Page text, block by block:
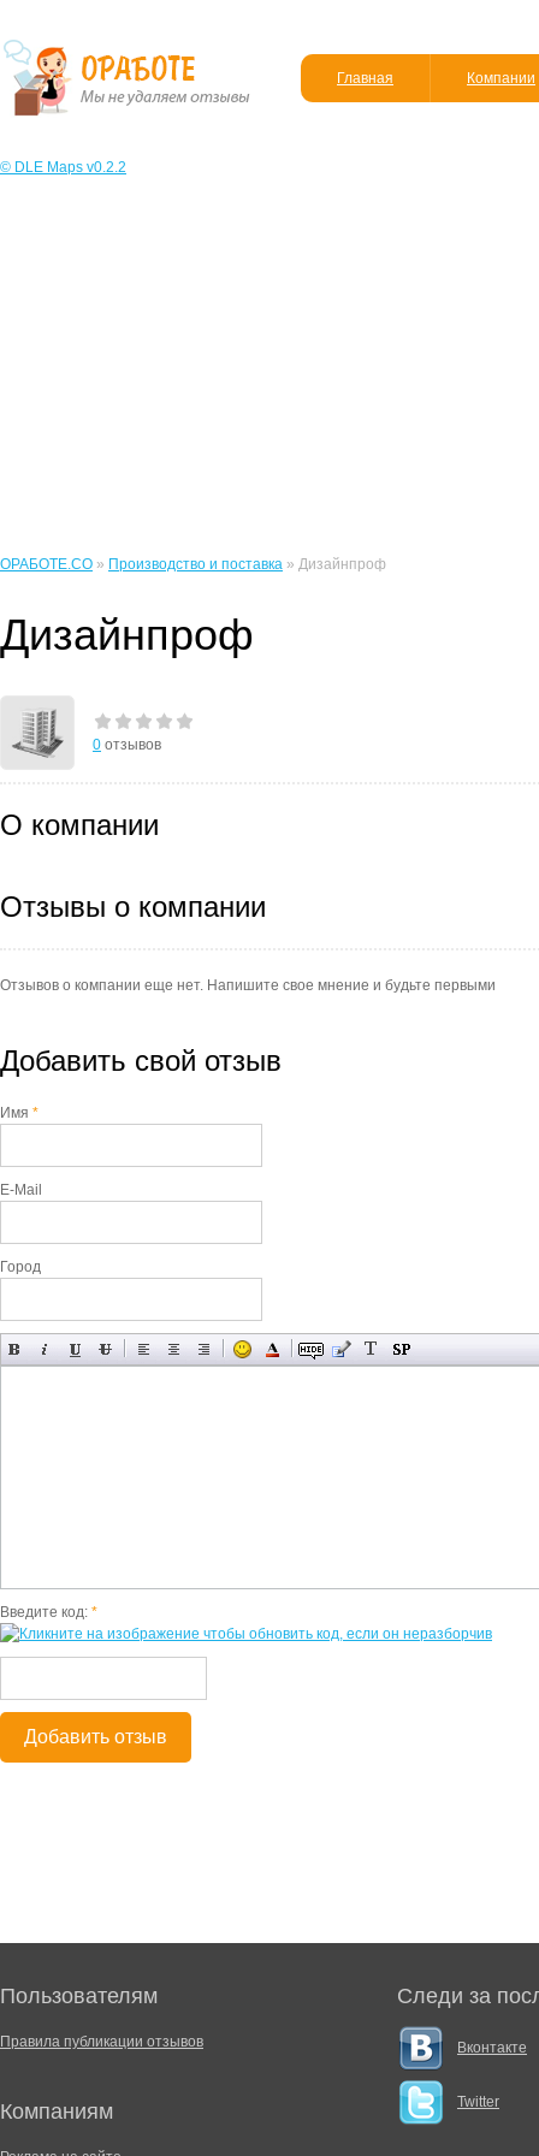
Главная Компании
© DLE Maps v0.2.2
ОРАБОТЕ.CO » Производство и поставка » Дизайнпроф
Дизайнпроф
0 отзывов
О компании
Отзывы о компании
Отзывов о компании еще нет. Напишите свое мнение и будьте первыми
Добавить свой отзыв
Имя *
E-Mail
Город
Введите код: *
Добавить отзыв
Пользователям
Правила публикации отзывов
Компаниям
Следи за
Вконтакте
Twitter